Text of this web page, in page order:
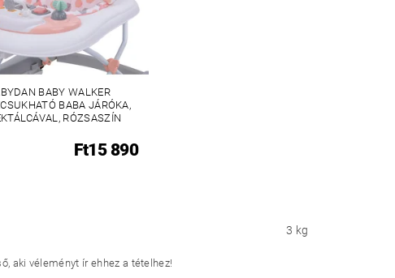
BABY WALKER
BABA JÁRÓKA,
RÓZSASZÍN
Ft15 890
3 kg
aki véleményt ír ehhez a tételhez!